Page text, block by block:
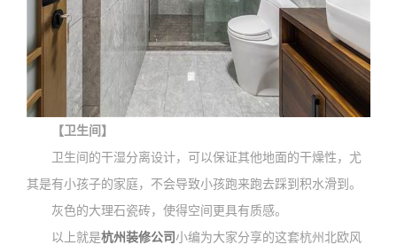
【卫生间】
卫生间的干湿分离设计，可以保证其他地面的干燥性，尤
其是有小孩子的家庭，不会导致小孩跑来跑去踩到积水滑到。
灰色的大理石瓷砖，使得空间更具有质感。
以上就是杭州装修公司小编为大家分享的这套杭州北欧风